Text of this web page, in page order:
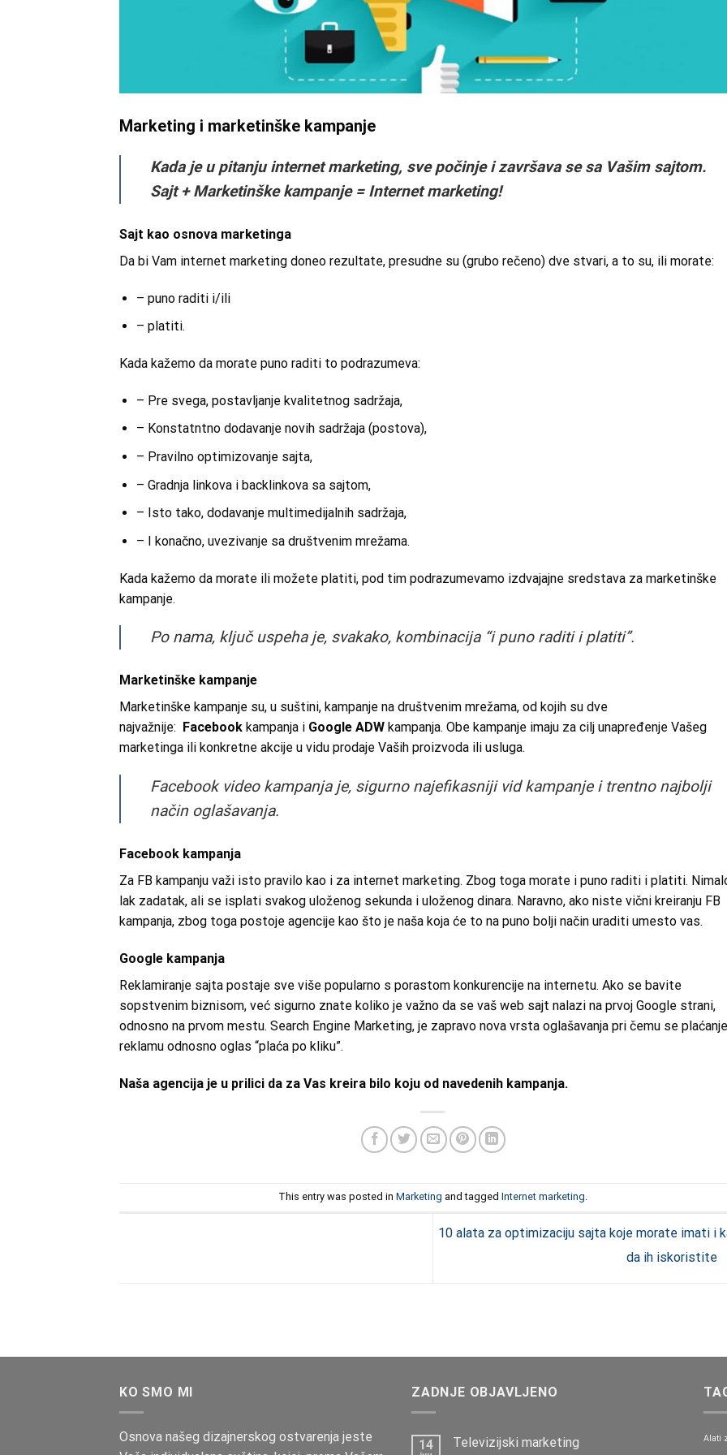
Marketing i marketinške kampanje
Kada je u pitanju internet marketing, sve počinje i završava se sa Vašim sajtom.
Sajt + Marketinške kampanje = Internet marketing!
Sajt kao osnova marketinga
Da bi Vam internet marketing doneo rezultate, presudne su (grubo rečeno) dve stvari, a to su, ili morate:
– puno raditi i/ili
– platiti.
Kada kažemo da morate puno raditi to podrazumeva:
– Pre svega, postavljanje kvalitetnog sadržaja,
– Konstatntno dodavanje novih sadržaja (postova),
– Pravilno optimizovanje sajta,
– Gradnja linkova i backlinkova sa sajtom,
– Isto tako, dodavanje multimedijalnih sadržaja,
– I konačno, uvezivanje sa društvenim mrežama.
Kada kažemo da morate ili možete platiti, pod tim podrazumevamo izdvajajne sredstava za marketinške
kampanje.
Po nama, ključ uspeha je, svakako, kombinacija “i puno raditi i platiti”.
Marketinške kampanje
Marketinške kampanje su, u suštini, kampanje na društvenim mrežama, od kojih su dve
najvažnije:
Facebook kampanja i Google ADW kampanja. Obe kampanje imaju za cilj unapređenje Vašeg
marketinga ili konkretne akcije u vidu prodaje Vaših proizvoda ili usluga.
Facebook video kampanja je, sigurno najefikasniji vid kampanje i trentno najbolji
način oglašavanja.
Facebook kampanja
Za FB kampanju važi isto pravilo kao i za internet marketing. Zbog toga morate i puno raditi i platiti.
lak zadatak, ali se isplati svakog uloženog sekunda i uloženog dinara. Naravno, ako niste vični kreiranju FB
kampanja, zbog toga postoje agencije kao što je naša koja će to na puno bolji način uraditi umesto vas.
Google kampanja
Reklamiranje sajta postaje sve više popularno s porastom konkurencije na internetu. Ako se bavite
sopstvenim biznisom, već sigurno znate koliko je važno da se vaš web sajt nalazi na prvoj Google strani,
odnosno na prvom mestu. Search Engine Marketing, je zapravo nova vrsta oglašavanja pri čemu se
reklamu odnosno oglas “plaća po kliku”.
Naša agencija je u prilici da za Vas kreira bilo koju od navedenih kampanja.
This entry was posted in Marketing and tagged Internet marketing.
10 alata za optimizaciju sajta koje morate imati i
da ih iskoristite
KO SMO MI
Osnova našeg dizajnerskog ostvarenja jeste
ZADNJE OBJAVLJENO
14 Televizijski marketing Alati